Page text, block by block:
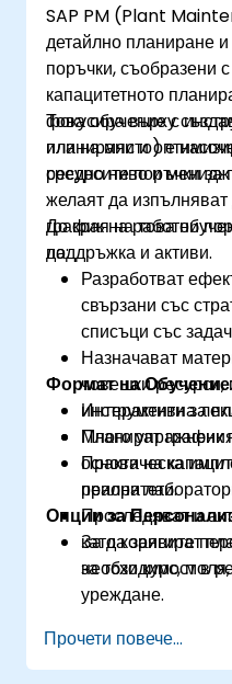
SAP PM (Plant
детайлно планиране
поръчки, съобразени
капацитетното
фокусира върху
планирани и
ресурсите поръчки за
Това обучение с
или на място) е
средно ниво и
желаят да
график на работни
поддръжка и активи.
До края на това
да:
Разработват
свързани със
списъци със
Назначават
човешки ресурси,
инструменти за
Планират график
основа на
приоритети.
Проследяват и
като коригират
необходимост в
Формат на
Интерактивна
Много
Практическа
реална
Опции за
За да заявите
за този курс,
уреждане.
Прочети повече...